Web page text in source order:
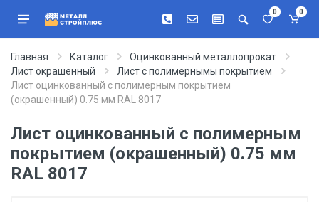
0 0
Главная Каталог
Оцинкованный металлопрокат
Лист окрашенный
Лист с полимернымы покрытием
Лист оцинкованный с полимерным покрытием
(окрашенный) 0.75 мм RAL 8017
Лист оцинкованный с полимерным
покрытием (окрашенный) 0.75 мм
RAL 8017